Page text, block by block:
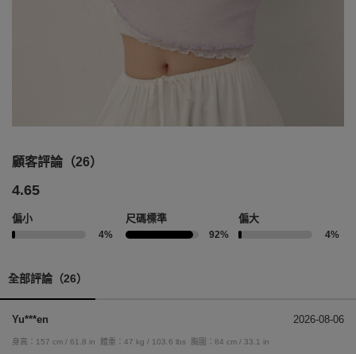
顧客評論（26）
4.65
偏小
4%
尺碼標準
92%
偏大
4%
全部評論（26）
Yu***en 2026-08-06
身高：157 cm / 61.8 in 體重：47 kg / 103.6 lbs
胸圍：84 cm / 33.1 in